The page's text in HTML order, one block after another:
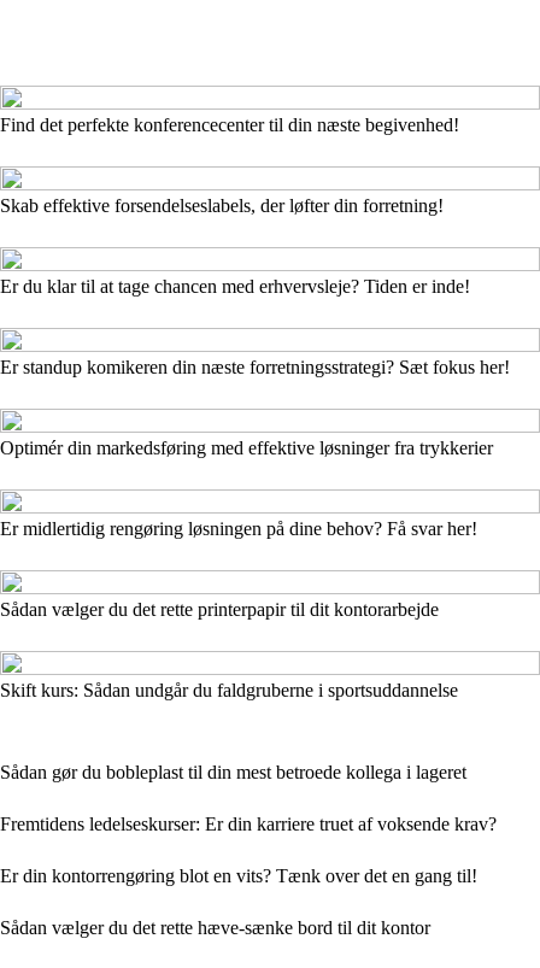
Find det perfekte konferencecenter til din næste begivenhed!
Skab effektive forsendelseslabels, der løfter din forretning!
Er du klar til at tage chancen med erhvervsleje? Tiden er inde!
Er standup komikeren din næste forretningsstrategi? Sæt fokus her!
Optimér din markedsføring med effektive løsninger fra trykkerier
Er midlertidig rengøring løsningen på dine behov? Få svar her!
Sådan vælger du det rette printerpapir til dit kontorarbejde
Skift kurs: Sådan undgår du faldgruberne i sportsuddannelse
Sådan gør du bobleplast til din mest betroede kollega i lageret
Fremtidens ledelseskurser: Er din karriere truet af voksende krav?
Er din kontorrengøring blot en vits? Tænk over det en gang til!
Sådan vælger du det rette hæve-sænke bord til dit kontor